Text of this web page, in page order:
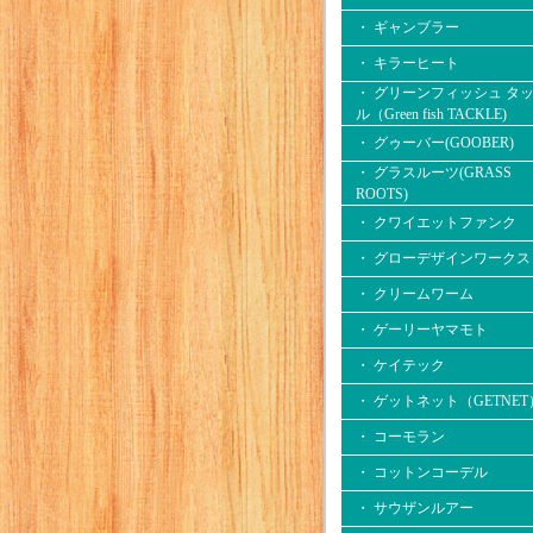
・ ギャンブラー
・ キラーヒート
・ グリーンフィッシュ タ
ル（Green fish TACKLE)
・ グゥーバー(GOOBER)
・ グラスルーツ(GRASS
ROOTS)
・ クワイエットファンク
・ グローデザインワークス
・ クリームワーム
・ ゲーリーヤマモト
・ ケイテック
・ ゲットネット（GETNET
・ コーモラン
・ コットンコーデル
・ サウザンルアー